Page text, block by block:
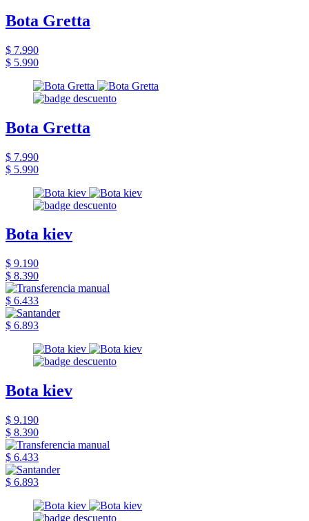
Bota Gretta
$ 7.990
$ 5.990
Bota Gretta
$ 7.990
$ 5.990
Bota kiev
$ 9.190
$ 8.390
$ 6.433
$ 6.893
Bota kiev
$ 9.190
$ 8.390
$ 6.433
$ 6.893